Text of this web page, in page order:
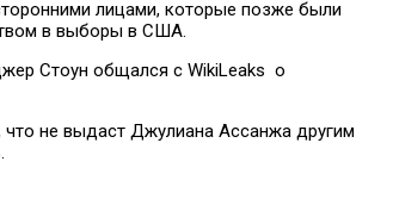
лицами, которые позже были
в выборы в США.
Стоун общался с WikiLeaks о
не выдаст Джулиана Ассанжа другим